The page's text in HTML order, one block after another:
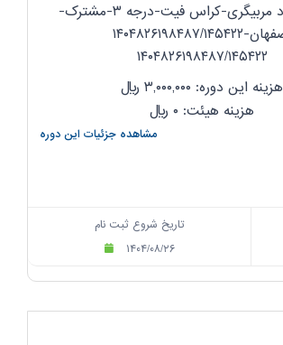
آزمون مجدد مربیگری-کراس فیت-درجه ۳-مشترک-
اصفهان-۱۴۰۴۸۲۶۱۹۸۴۸۷/۱۴۵۴۲۲
۱۴۰۴۸۲۶۱۹۸۴۸۷/۱۴۵۴۲۲
هزینه این دوره: ۳,۰۰۰,۰۰۰
ریال
هزینه هیئت: ۰
ریال
مشاهده جزئیات این دوره
تاریخ شروع ثبت نام
۱۴۰۴/۰۸/۲۶